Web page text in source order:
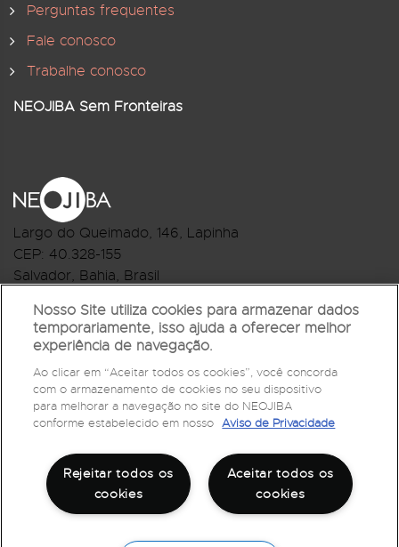
Perguntas frequentes
Fale conosco
Trabalhe conosco
NEOJIBA Sem Fronteiras
Largo do Queimado, 146, Lapinha
CEP: 40.328-155
Salvador, Bahia, Brasil
R.Monte Castelo Nº 62, Bairro Barbalho
CEP: 40.301-210
Salvador, Bahia, Brasil
Telefone:(71) 3032-1073
Nosso Site utiliza cookies para armazenar dados
temporariamente, isso ajuda a oferecer melhor
experiência de navegação.
Ao clicar em “Aceitar todos os cookies”, você concorda
com o armazenamento de cookies no seu dispositivo
para melhorar a navegação no site do NEOJIBA
conforme estabelecido em nosso Aviso de Privacidade
Aceitar todos os
cookies
Rejeitar todos os
cookies